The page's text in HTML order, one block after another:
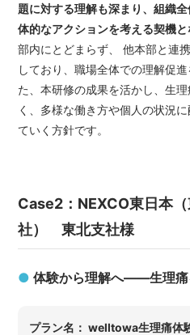
題に対する理解も深まり、組織
体的なアクションを考える契機
部内にとどまらず、 他本部と連
しており、職場全体での理解促
た、本研修の成果を活かし、生
く、多様な働き方や個人の状況
ていく方針です。
Case2：NEXCO東日本
社） 東北支社様
● 体験から理解へ——生理痛
プラン名： welltowa生理痛体